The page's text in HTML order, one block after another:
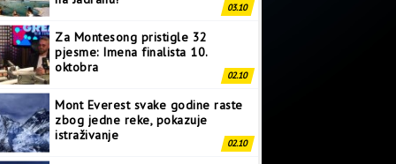
03.10
Za Montesong pristigle 32
pjesme: Imena finalista 10.
oktobra
02.10
Mont Everest svake godine raste
zbog jedne reke, pokazuje
istraživanje
02.10